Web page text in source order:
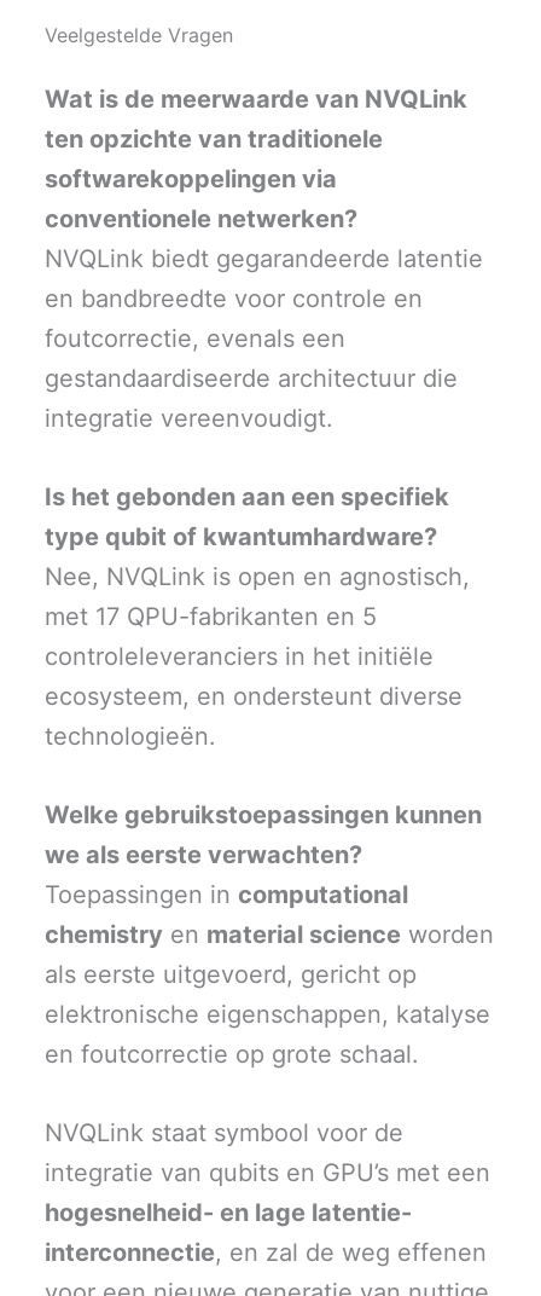
Veelgestelde Vragen
Wat is de meerwaarde van NVQLink
ten opzichte van traditionele
softwarekoppelingen via
conventionele netwerken?
NVQLink biedt gegarandeerde latentie
en bandbreedte voor controle en
foutcorrectie, evenals een
gestandaardiseerde architectuur die
integratie vereenvoudigt.
Is het gebonden aan een specifiek
type qubit of kwantumhardware?
Nee, NVQLink is open en agnostisch,
met 17 QPU-fabrikanten en 5
controleleveranciers in het initiële
ecosysteem, en ondersteunt diverse
technologieën.
Welke gebruikstoepassingen kunnen
we als eerste verwachten?
Toepassingen incomputational
chemistry en material science worden
als eerste uitgevoerd, gericht op
elektronische eigenschappen, katalyse
en foutcorrectie op grote schaal.
NVQLink staat symbool voor de
integratie van qubits en GPU’s met een
hogesnelheid- en lage latentie-
interconnectie, en zal de weg effenen